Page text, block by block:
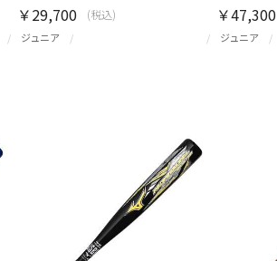
ジュニア
￥29,700 (税込)
ジュニア
￥47,300